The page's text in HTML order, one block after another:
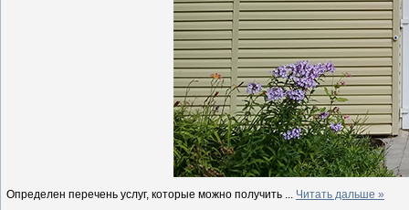
Определен перечень услуг, которые можно получить ... Читать дальше »